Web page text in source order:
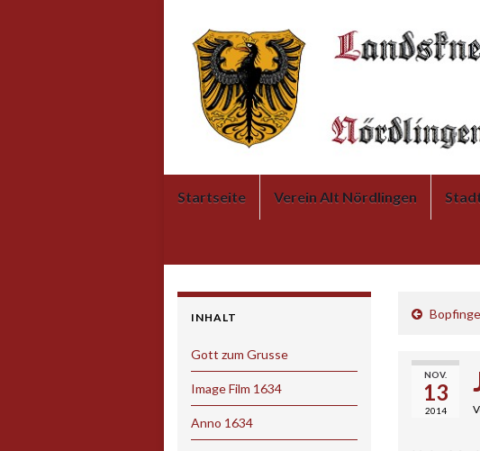
Startseite Verein Alt Nördlingen
NOV.
13
2014
INHALT
Gott zum Grusse
Image Film 1634
Anno 1634